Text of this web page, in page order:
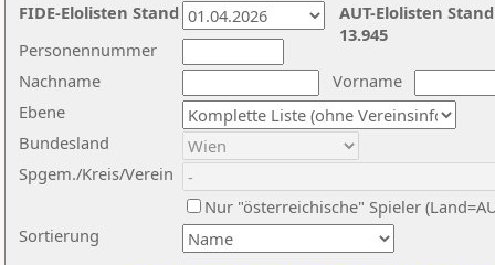
Nachname
Vorname
Ebene
Sortierung
Personennummer
Bundesland
Spgem./Kreis/Verein
Nur "österreichische" Spieler
AUT-Elolisten
13.945
FIDE-Elolisten Stand